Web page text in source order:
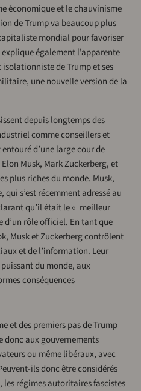
économique et le chauvinisme
de Trump va beaucoup plus
mondial pour favoriser
également l’apparente
de Trump et ses
une nouvelle version de la
depuis longtemps des
comme conseillers et
d’une large cour de
Musk, Mark Zuckerberg, et
plus riches du monde. Musk,
s’est récemment adressé au
qu’il était le « meilleur
d’un rôle officiel. En tant que
Musk et Zuckerberg contrôlent
et de l’information. Leur
du monde, aux
conséquences
et des premiers pas de Trump
donc aux gouvernements
ou même libéraux, avec
ils donc être considérés
les régimes autoritaires fascistes